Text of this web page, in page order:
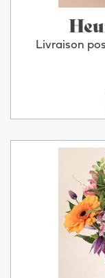
Livraison